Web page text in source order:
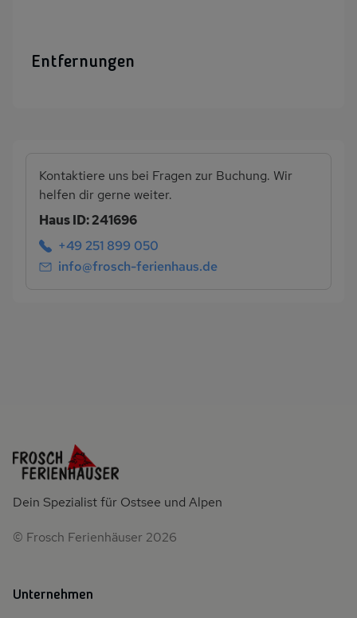
Entfernungen
Kontaktiere uns bei Fragen zur Buchung. Wir
helfen dir gerne weiter.
Haus ID: 241696
+49 251 899 050
info@frosch-ferienhaus.de
Dein Spezialist für Ostsee und Alpen
© Frosch Ferienhäuser 2026
Unternehmen